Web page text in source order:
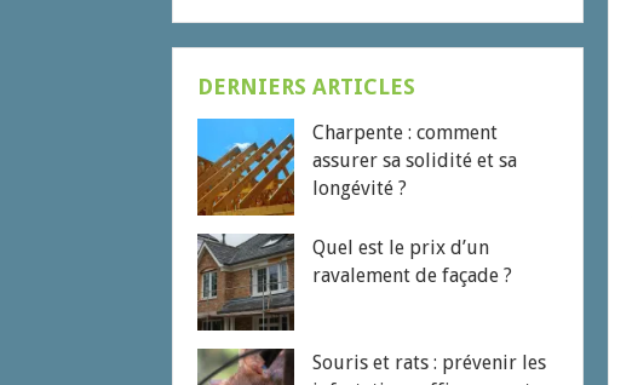
DERNIERS ARTICLES
Charpente : comment
assurer sa solidité et sa
longévité ?
Quel est le prix d’un
ravalement de façade ?
Souris et rats : prévenir les